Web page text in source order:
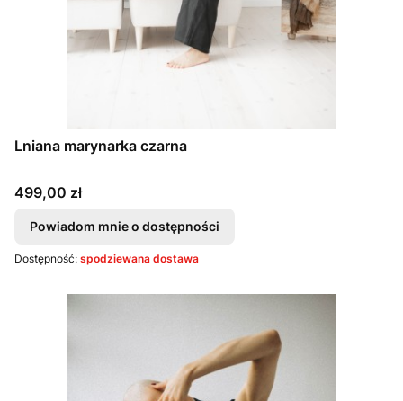
Lniana marynarka czarna
Cena
499,00 zł
Powiadom mnie o dostępności
Dostępność: spodziewana dostawa